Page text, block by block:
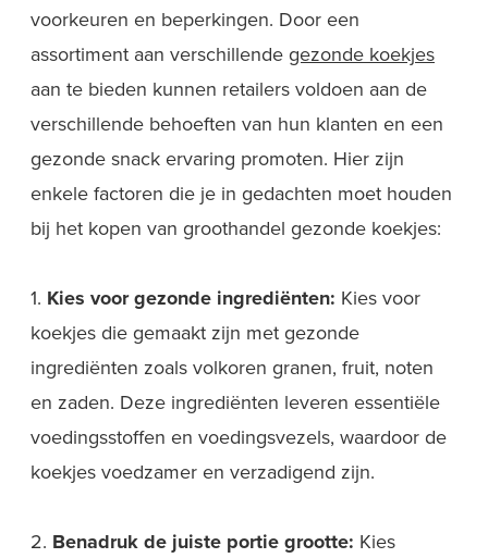
voorkeuren en beperkingen. Door een
assortiment aan verschillende gezonde koekjes
aan te bieden kunnen retailers voldoen aan de
verschillende behoeften van hun klanten en een
gezonde snack ervaring promoten. Hier zijn
enkele factoren die je in gedachten moet houden
bij het kopen van groothandel gezonde koekjes:
1. Kies voor gezonde ingrediënten: Kies voor
koekjes die gemaakt zijn met gezonde
ingrediënten zoals volkoren granen, fruit, noten
en zaden. Deze ingrediënten leveren essentiële
voedingsstoffen en voedingsvezels, waardoor de
koekjes voedzamer en verzadigend zijn.
2. Benadruk de juiste portie grootte: Kies